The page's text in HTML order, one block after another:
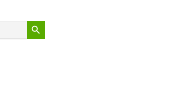
Botón de búsqueda